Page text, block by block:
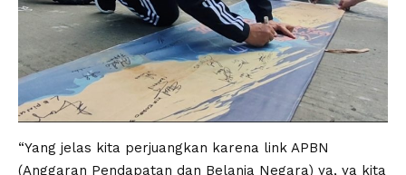
“Yang jelas kita perjuangkan karena link APBN
(Anggaran Pendapatan dan Belanja Negara) ya, ya kita